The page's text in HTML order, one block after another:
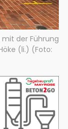
der Führung
(li.) (Foto: